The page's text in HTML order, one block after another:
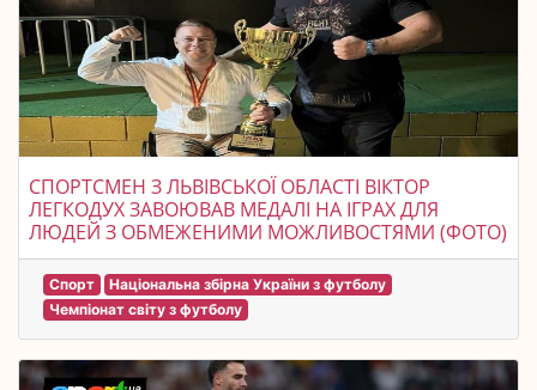
СПОРТСМЕН З ЛЬВІВСЬКОЇ ОБЛАСТІ ВІКТОР
ЛЕГКОДУХ ЗАВОЮВАВ МЕДАЛІ НА ІГРАХ ДЛЯ
ЛЮДЕЙ З ОБМЕЖЕНИМИ МОЖЛИВОСТЯМИ (ФОТО)
Спорт
Національна збірна України з футболу
Чемпіонат світу з футболу